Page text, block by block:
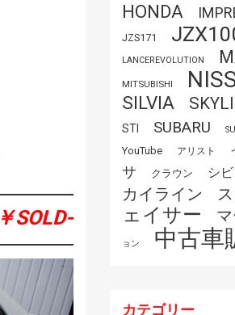
￥SOLD-
HONDA
JZS171
LANCEREVOLUTION
MITSUBISHI
SILVIA
STI SUBARU
YouTube アリスト
サ
クラウン シ
カイライン
ェイサー
ョン 中古車
カテゴリー